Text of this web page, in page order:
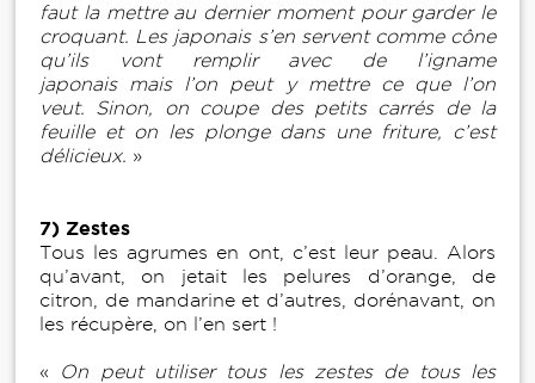
faut la mettre au dernier moment pour garder le
croquant. Les japonais s’en servent comme cône
qu’ils vont remplir avec de l’igname
japonais mais l’on peut y mettre ce que l’on
veut. Sinon, on coupe des petits carrés de la
feuille et on les plonge dans une friture, c’est
délicieux. »
7) Zestes
Tous les agrumes en ont, c’est leur peau. Alors
qu’avant, on jetait les pelures d’orange, de
citron, de mandarine et d’autres, dorénavant, on
les récupère, on l’en sert !
« On peut utiliser tous les zestes de tous les